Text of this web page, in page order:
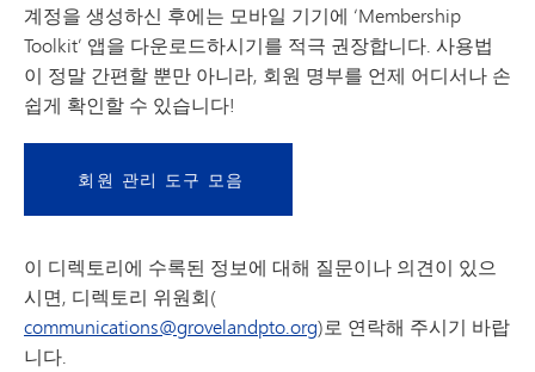
계정을 생성하신 후에는 모바일 기기에 ‘Membership
Toolkit’ 앱을 다운로드하시기를 적극 권장합니다. 사용법
이 정말 간편할 뿐만 아니라, 회원 명부를 언제 어디서나 손
쉽게 확인할 수 있습니다!
회원 관리 도구 모음
이 디렉토리에 수록된 정보에 대해 질문이나 의견이 있으
시면, 디렉토리 위원회(
communications@grovelandpto.org)로 연락해 주시기 바랍
니다.